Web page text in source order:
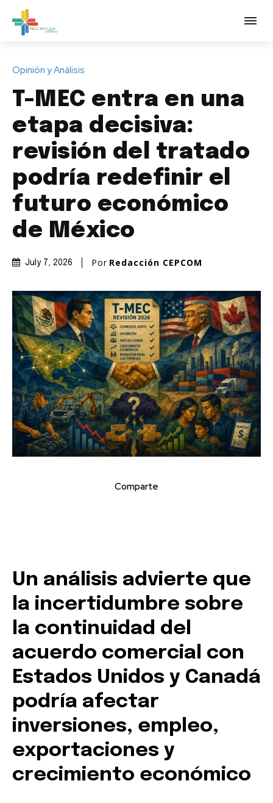
Opinión y Análisis
T-MEC entra en una
etapa decisiva:
revisión del tratado
podría redefinir el
futuro económico
de México
July 7, 2026 Por Redacción CEPCOM
Comparte
Un análisis advierte que
la incertidumbre sobre
la continuidad del
acuerdo comercial con
Estados Unidos y Canadá
podría afectar
inversiones, empleo,
exportaciones y
crecimiento económico